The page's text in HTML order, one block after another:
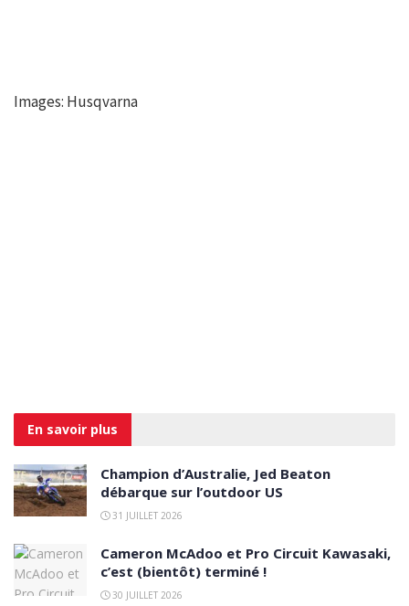
Images: Husqvarna
En savoir plus
Champion d’Australie, Jed Beaton
débarque sur l’outdoor US
31 JUILLET 2026
Cameron McAdoo et Pro Circuit Kawasaki,
c’est (bientôt) terminé !
30 JUILLET 2026